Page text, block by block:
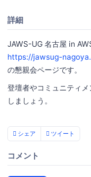
詳細
JAWS-UG 名古屋 in
https://jawsug-
の懇親会ページです。
登壇者やコミュニティ
しましょう。
シェア ツイート
コメント